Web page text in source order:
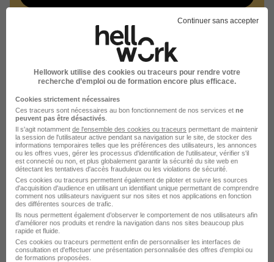
Recherches similaires
Emploi Ressources Humaines
Emploi Angers
Emploi Saumur
Emploi Chemillé-en-Anjou
Emploi Beaupréau-en-Mauges
Emploi Chalonnes-sur-Loire
Emploi Sèvremoine
Continuer sans accepter
Hellowork utilise des cookies ou traceurs pour rendre votre
recherche d’emploi ou de formation encore plus efficace.
Cookies strictement nécessaires
Ces traceurs sont nécessaires au bon fonctionnement de nos services et ne
peuvent pas être désactivés
Il s'agit notamment de l'ensemble des cookies ou traceurs permettant de maintenir
la session de l'utilisateur active pendant sa navigation sur le site, de stocker des
informations temporaires telles que les préférences des utilisateurs, les annonces
ou les offres vues, gérer les processus d'identification de l'utilisateur, vérifier s'il
est connecté ou non, et plus globalement garantir la sécurité du site web en
détectant les tentatives d'accès frauduleux ou les violations de sécurité.
Ces cookies ou traceurs permettent également de piloter et suivre les sources
d'acquisition d'audience en utilisant un identifiant unique permettant de comprendre
comment nos utilisateurs naviguent sur nos sites et nos applications en fonction
des différentes sources de trafic.
Ils nous permettent également d’observer le comportement de nos utilisateurs afin
d'améliorer nos produits et rendre la navigation dans nos sites beaucoup plus
rapide et fluide.
Ces cookies ou traceurs permettent enfin de personnaliser les interfaces de
consultation et d'effectuer une présentation personnalisée des offres d'emploi ou
de formations proposées.